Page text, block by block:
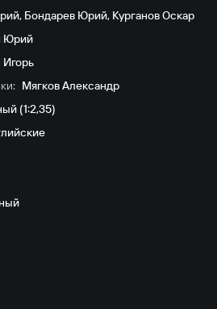
, Бондарев Юрий, Курганов Оскар
Юрий
Мягков Александр
(1:2,35)